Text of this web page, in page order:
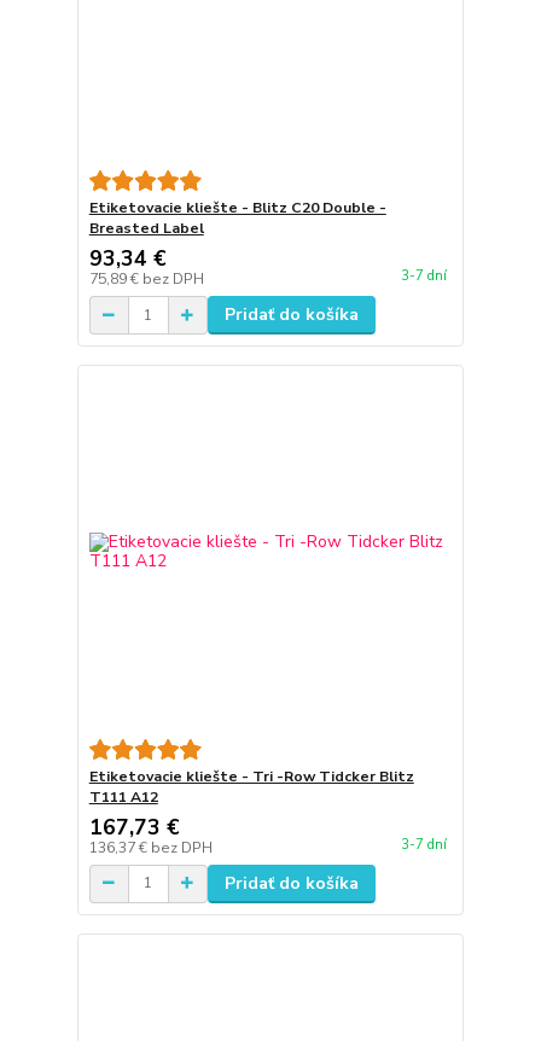
Etiketovacie kliešte - Blitz C20 Double -
Breasted Label
93,34 €
75,89 € bez DPH 3-7 dní
Pridať do košíka
Etiketovacie kliešte - Tri -Row Tidcker Blitz
T111 A12
167,73 €
136,37 € bez DPH 3-7 dní
Pridať do košíka